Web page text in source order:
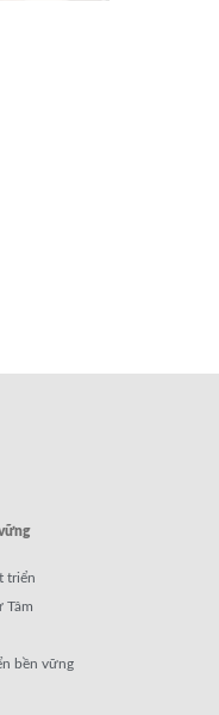
triển
Tâm
bền vững